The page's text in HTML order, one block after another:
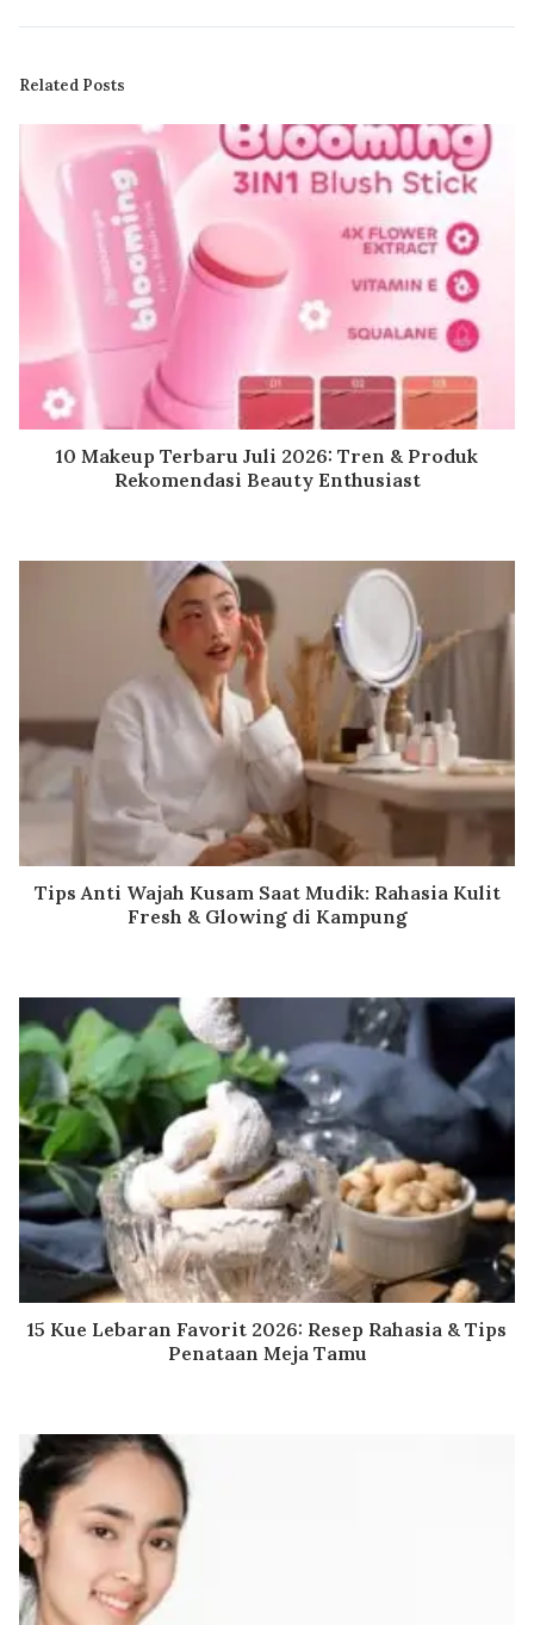
Related Posts
10 Makeup Terbaru Juli 2026: Tren & Produk
Rekomendasi Beauty Enthusiast
Tips Anti Wajah Kusam Saat Mudik: Rahasia Kulit
Fresh & Glowing di Kampung
15 Kue Lebaran Favorit 2026: Resep Rahasia & Tips
Penataan Meja Tamu